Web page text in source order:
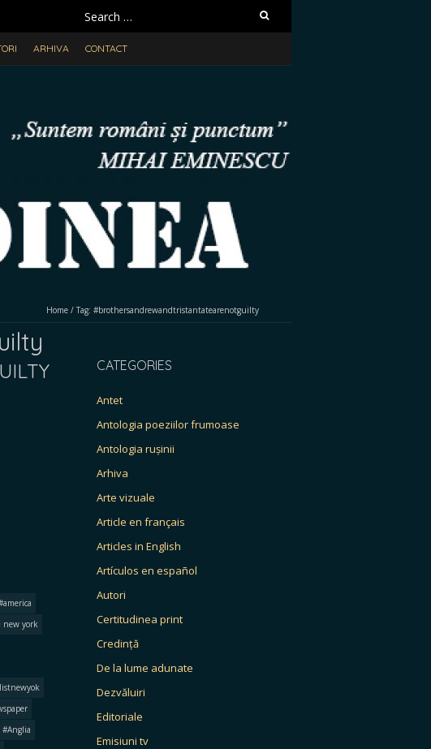
Search
for:
ARHIVA CONTACT
Home / Tag: #brothersandrewandtristantatearenotguilty
new york
#Anglia
CATEGORIES
Antet
Antologia poeziilor frumoase
Antologia rușinii
Arhiva
Arte vizuale
Article en français
Articles in English
Artículos en español
Autori
Certitudinea print
Credință
De la lume adunate
Dezvăluiri
Editoriale
Emisiuni tv